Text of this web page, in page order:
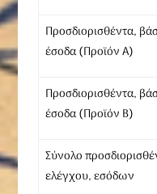
Προσδιορισθέντα,
έσοδα (Προϊόν Α)
Προσδιορισθέντα,
έσοδα (Προϊόν Β)
Σύνολο
ελέγχου, εσόδων